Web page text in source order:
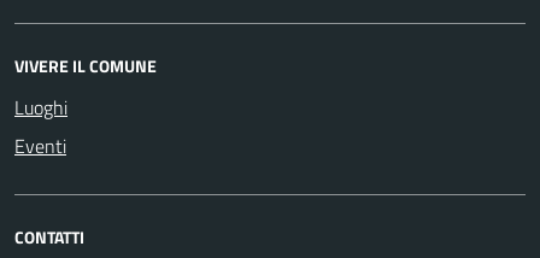
VIVERE IL COMUNE
Luoghi
Eventi
CONTATTI